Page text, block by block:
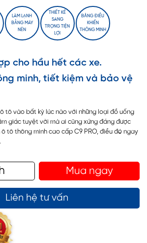
LÀM LẠNH
BẰNG MÁY
NÉN
THIẾT KẾ
SANG
TRỌNG TIỆN
LỢI
BẢNG ĐIỀU
KHIỂN
THÔNG MINH
cho hầu hết các xe.
minh, tiết kiệm và bảo vệ
tô vào bất kỳ lúc nào với những loại đồ uống
giác tuyệt vời mà ai cũng xứng đáng được
tô thông minh cao cấp C9 PRO, điều đó ngay
Mua ngay
Liên hệ tư vấn